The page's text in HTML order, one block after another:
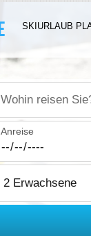
SKIURLAUB
Wohin reisen Sie?
Anreise